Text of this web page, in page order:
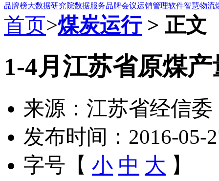
品牌榜大数据研究院数据服务品牌会议运销管理软件智慧物流
首页>煤炭运行> 正文
1-4月江苏省原煤
来源：江苏省经信委
发布时间：2016-05-
字号【 小 中 大 】